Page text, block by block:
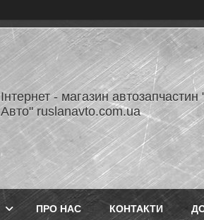
Інтернет - магазин
Авто" ruslanavto.com.ua
ПРО НАС КОНТАКТИ